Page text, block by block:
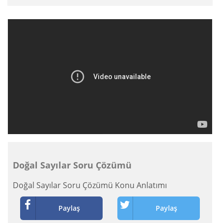
Doğal Sayılar Soru Çözümü
Doğal Sayılar Soru Çözümü Konu Anlatımı
Paylaş Paylaş